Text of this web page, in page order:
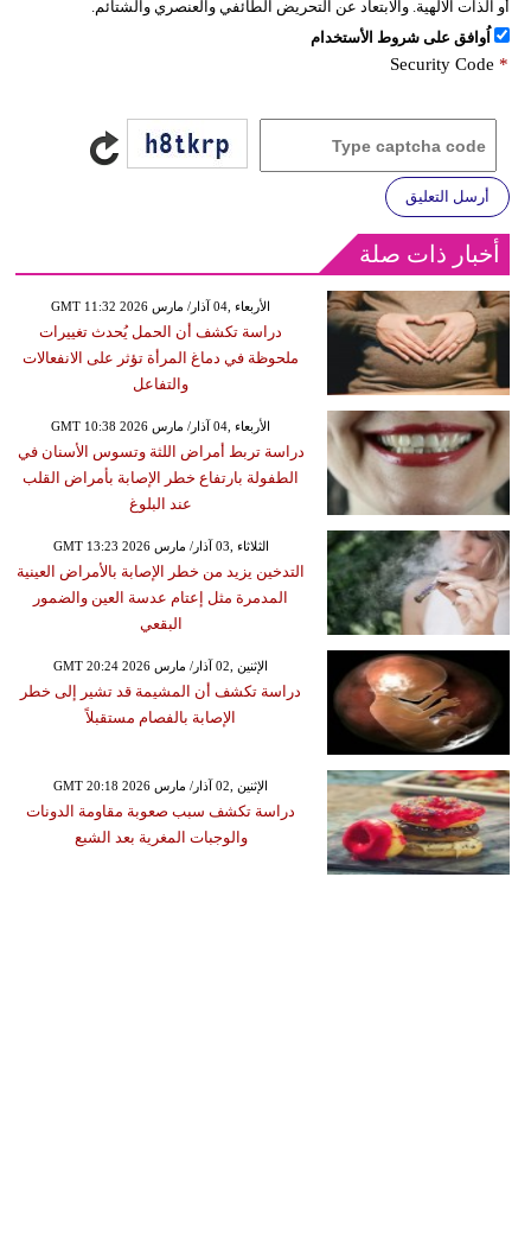
أو الذات الالهية. والابتعاد عن التحريض الطائفي والعنصري والشتائم.
اُوافق على شروط الأستخدام
Security Code *
أرسل التعليق
أخبار ذات صلة
GMT 11:32 2026 الأربعاء ,04 آذار/ مارس
دراسة تكشف أن الحمل يُحدث تغييرات
ملحوظة في دماغ المرأة تؤثر على الانفعالات
والتفاعل
GMT 10:38 2026 الأربعاء ,04 آذار/ مارس
دراسة تربط أمراض اللثة وتسوس الأسنان في
الطفولة بارتفاع خطر الإصابة بأمراض القلب
عند البلوغ
GMT 13:23 2026 الثلاثاء ,03 آذار/ مارس
التدخين يزيد من خطر الإصابة بالأمراض العينية
المدمرة مثل إعتام عدسة العين والضمور
البقعي
GMT 20:24 2026 الإثنين ,02 آذار/ مارس
دراسة تكشف أن المشيمة قد تشير إلى خطر
الإصابة بالفصام مستقبلاً
GMT 20:18 2026 الإثنين ,02 آذار/ مارس
دراسة تكشف سبب صعوبة مقاومة الدونات
والوجبات المغرية بعد الشبع